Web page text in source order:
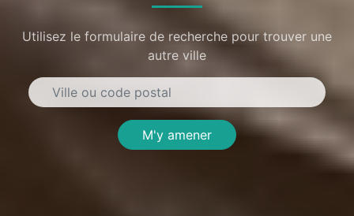
Utilisez le formulaire de recherche pour trouver une
autre ville
M'y amener